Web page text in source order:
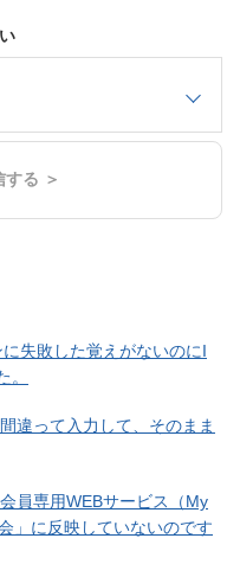
する ＞
失敗した覚えがないのにI
。
違って入力して、そのまま
員専用WEBサービス（My
」に反映していないのです